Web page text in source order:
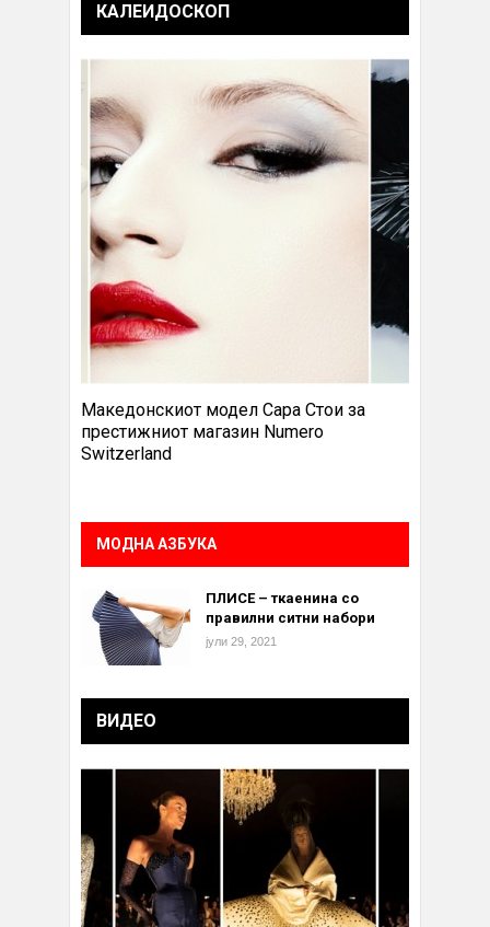
КАЛЕИДОСКОП
Македонскиот модел Сара Стои за
престижниот магазин Numero
Switzerland
МОДНА АЗБУКА
ПЛИСЕ – ткаенина со
правилни ситни набори
јули 29, 2021
ВИДЕО